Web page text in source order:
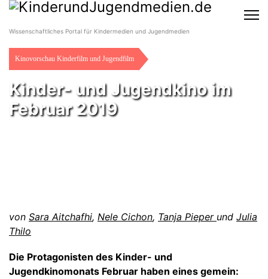
Wissenschaftliches Portal für Kindermedien und Jugendmedien
Kinovorschau Kinderfilm und Jugendfilm
Kinder- und Jugendkino im
Februar 2019
von Sara Aitchafhi, Nele Cichon, Tanja Pieper und Julia
Thilo
Die Protagonisten des Kinder- und
Jugendkinomonats Februar haben eines gemein: